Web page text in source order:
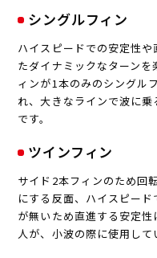
シングルフィン
ハイスピードでの安定性
たダイナミックなターンを
ィンが1本のみのシングル
れ、大きなラインで波に
です。
ツインフィン
サイド2本フィンのため回
にする反面、ハイスピー
が無いため直進する安定
人が、小波の際に使用して